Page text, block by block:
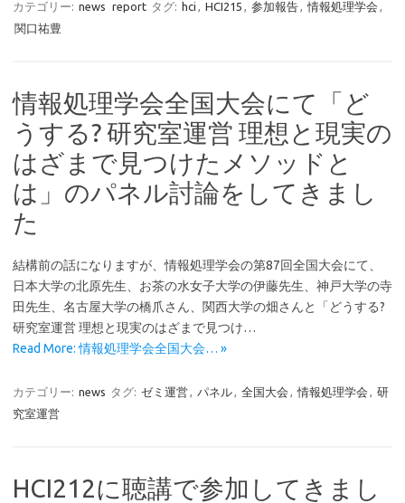
カテゴリー: news report タグ: hci , HCI215 , 参加報告, 情報処理学会 ,
関口祐豊
情報処理学会全国大会にて「ど
うする? 研究室運営 理想と現実の
はざまで見つけたメソッドと
は」のパネル討論をしてきまし
た
結構前の話になりますが、情報処理学会の第87回全国大会にて、
日本大学の北原先生、お茶の水女子大学の伊藤先生、神戸大学の寺
田先生、名古屋大学の橋爪さん、関西大学の畑さんと「どうする?
研究室運営 理想と現実のはざまで見つけ…
Read More: 情報処理学会全国大会… »
カテゴリー: news タグ: ゼミ運営, パネル, 全国大会 , 情報処理学会 , 研
究室運営
HCI212に聴講で参加してきまし